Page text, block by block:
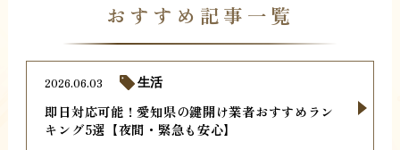
おすすめ記事一覧
即日対応可能！愛知県の鍵開け業者おすすめラン
キング5選【夜間・緊急も安心】
2026.06.03 生活